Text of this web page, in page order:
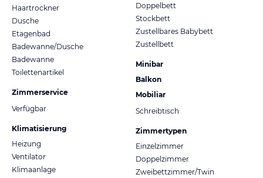
Haartrockner
Dusche
Etagenbad
Badewanne/Dusche
Badewanne
Toilettenartikel
Zimmerservice
Verfügbar
Klimatisierung
Heizung
Ventilator
Klimaanlage
Doppelbett
Stockbett
Zustellbares Babybett
Zustellbett
Minibar
Balkon
Mobiliar
Schreibtisch
Zimmertypen
Einzelzimmer
Doppelzimmer
Zweibettzimmer/Twin